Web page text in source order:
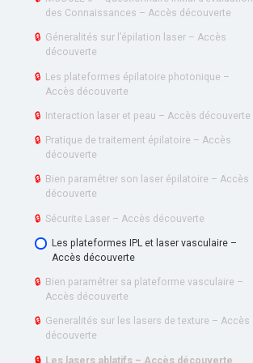
DÉCOUVERTE
des Connaissances – Accès découverte
🔒 Géneralités sur l’épilation laser – Accès
découverte
🔒 Les plateformes épilatoire photonique –
Accès découverte
🔒 Interaction laser et peau – Accès découverte
🔒 Pratique de traitement épilatoire – Accès
découverte
🔒 Bien paramétrer son laser épilatoire – Accès
découverte
🔒 Sécurite Laser – Accès découverte
Les plateformes IPL et laser vasculaire –
Accès découverte
🔒 Bien paramétrer sa plateforme vasculaire –
Accès découverte
🔒 Generalités sur les lasers de texture – Accès
découverte
🔒 Les lasers ablatifs – Accès découverte